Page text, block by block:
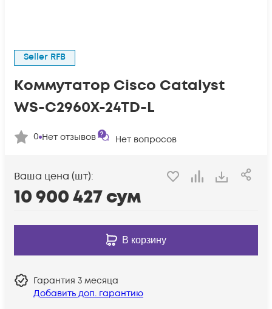
Seller RFB
Коммутатор Cisco Catalyst
WS-C2960X-24TD-L
0 Нет отзывов Нет вопросов
Ваша цена (шт):
10 900 427сум
В корзину
Гарантия 3 месяца
Добавить доп. гарантию